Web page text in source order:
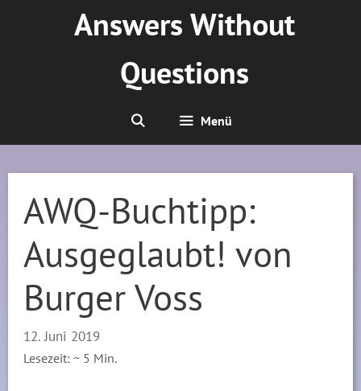
Answers Without
Questions
Menü
AWQ-Buchtipp:
Ausgeglaubt! von
Burger Voss
12. Juni 2019
Lesezeit: ~ 5 Min.